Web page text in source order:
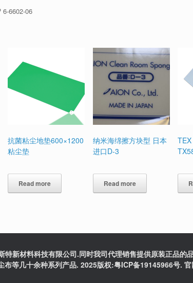
6-6602-06
抗菌粘尘地垫600×1200
粘尘垫
Read more
纳米海绵擦方块型 日本
进口D-3
Read more
特新材料科技有限公司.同时我司代理销售提供原装正品
布等几十余种系列产品. 2025版权:粤ICP备19145966号.